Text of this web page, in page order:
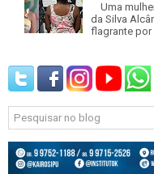
Uma
da Silva
flagrante por